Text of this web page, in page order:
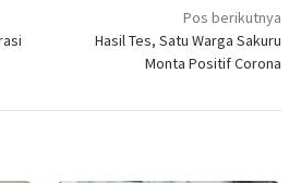
Pos berikutnya
Hasil Tes, Satu Warga Sakuru
Monta Positif Corona